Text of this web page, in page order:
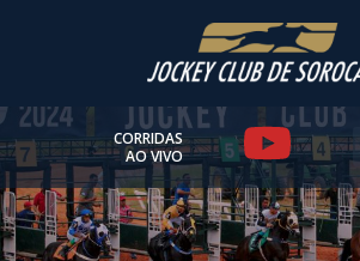
CORRIDAS
AO VIVO
Y
o
u